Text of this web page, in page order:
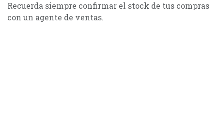
Recuerda siempre confirmar el stock de tus compras
con un agente de ventas.